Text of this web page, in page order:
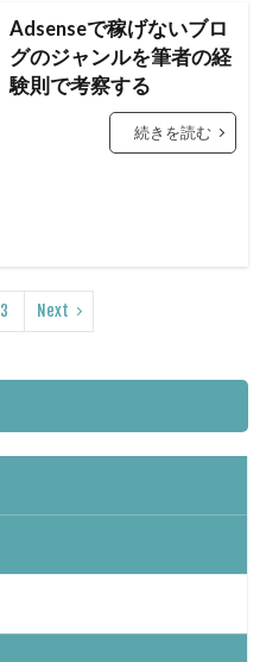
Adsenseで稼げないブロ
グのジャンルを筆者の経
験則で考察する
続きを読む
3 Next